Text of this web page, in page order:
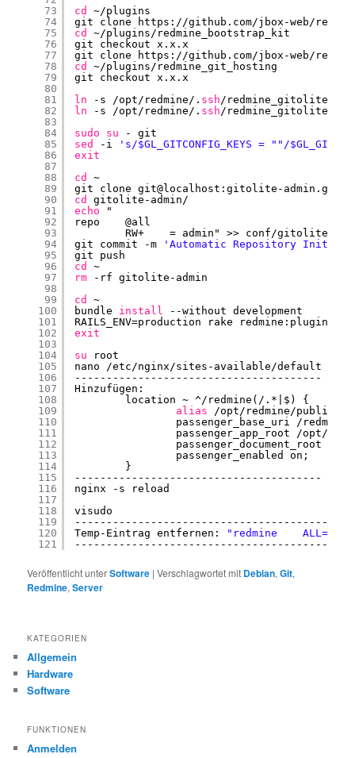
73
74
75
76
77
78
79
80
81
82
83
84
85
86
87
88
89
90
91
92
93
94
95
96
97
98
99
100
101
102
103
104
105
106
107
108
109
110
111
112
113
114
115
116
117
118
119
120
121
cd
~/plugins
git clone https: //github .com/jbox-web/
cd
~/plugins/redmine_bootstrap_kit
git checkout x.x.x
git clone https: //github .com/jbox-web/
cd
~/plugins/redmine_git_hosting
git checkout x.x.x
ln
-s /opt/redmine/ . ssh/
ln
-s /opt/redmine/ . ssh/
sudo
su
- git
sed
-i
's/$GL_GITCONFIG_KEYS = ""/
exit
cd
~
git clone git@localhost:gitolite-admin.git
cd
gitolite-admin/
echo
"
repo    @all
RW+    = admin" >> conf/gitolite
git commit -m
'Automatic Repository
git push
cd
~
rm
-rf gitolite-admin
cd
~
bundle install
--without development
RAILS_ENV=production rake
exit
su
root
nano /etc/nginx/sites-available/default
---------------------------------------
Hinzufügen:
location ~ ^/redmine (/.*|$) {
alias
/opt/redmine/public
passenger_base_uri /redmine
passenger_app_root /opt/
passenger_document_root
passenger_enabled on;
}
---------------------------------------
nginx -s reload
visudo
Temp-Eintrag entfernen:
"redmine
Veröffentlicht unterSoftware |Verschlagwortet mit Debian,Git,
Redmine,Server
KATEGORIEN
Allgemein
Hardware
Software
FUNKTIONEN
Anmelden